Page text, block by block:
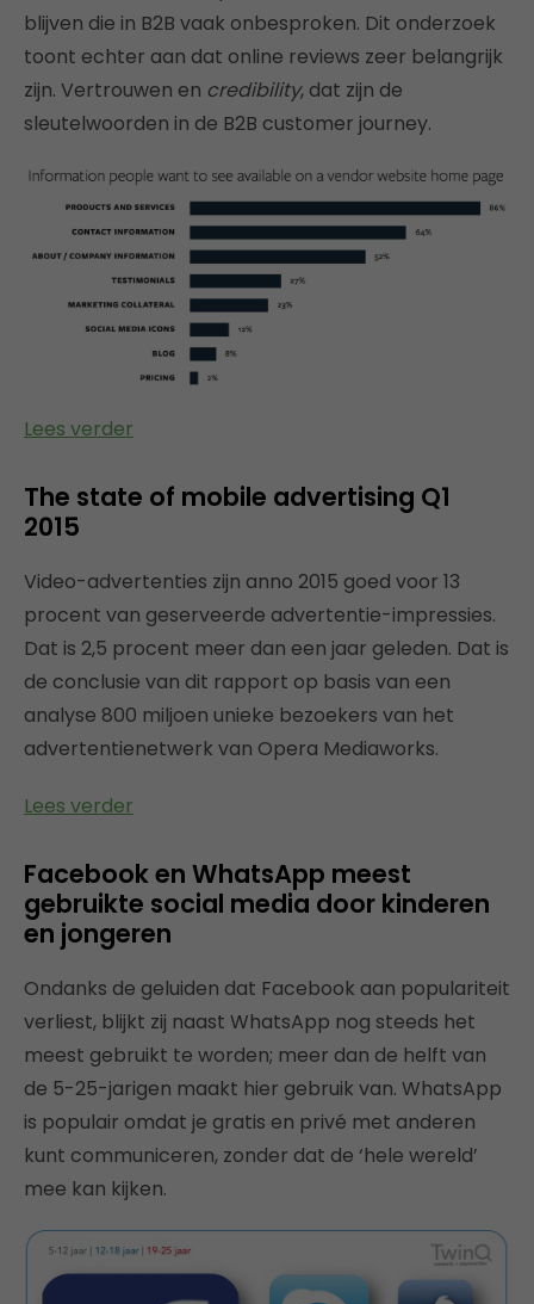
blijven die in B2B vaak onbesproken. Dit onderzoek
toont echter aan dat online reviews zeer belangrijk
zijn. Vertrouwen en credibility, dat zijn de
sleutelwoorden in de B2B customer journey.
Lees verder
The state of mobile advertising Q1
2015
Video-advertenties zijn anno 2015 goed voor 13
procent van geserveerde advertentie-impressies.
Dat is 2,5 procent meer dan een jaar geleden. Dat is
de conclusie van dit rapport op basis van een
analyse 800 miljoen unieke bezoekers van het
advertentienetwerk van Opera Mediaworks.
Lees verder
Facebook en WhatsApp meest
gebruikte social media door kinderen
en jongeren
Ondanks de geluiden dat Facebook aan populariteit
verliest, blijkt zij naast WhatsApp nog steeds het
meest gebruikt te worden; meer dan de helft van
de 5-25-jarigen maakt hier gebruik van. WhatsApp
is populair omdat je gratis en privé met anderen
kunt communiceren, zonder dat de ‘hele wereld’
mee kan kijken.